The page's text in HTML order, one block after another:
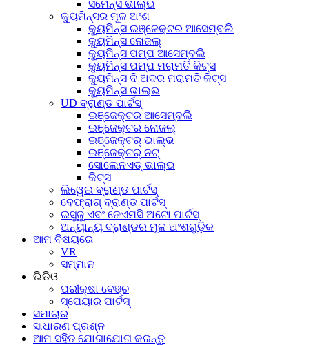
ସିମେନ୍ସ ଭାଲ୍ଭ
କ୍ୟୁମିନ୍ସର ମୂଳ ଅଂଶ
କ୍ୟୁମିନ୍ସ ଇଞ୍ଜେକ୍ଟର ଆସେମ୍ବଲି
କ୍ୟୁମିନ୍ସ ନୋଜଲ୍
କ୍ୟୁମିନ୍ସ ପମ୍ପ ଆସେମ୍ବଲି
କ୍ୟୁମିନ୍ସ ପମ୍ପ ମରାମତି କିଟ୍ସ
କ୍ୟୁମିନ୍ସ ଦି ଅଦର ମରାମତି କିଟ୍ସ
କ୍ୟୁମିନ୍ସ ଭାଲ୍ଭ
UD ବ୍ରାଣ୍ଡ ପାର୍ଟସ୍
ଇଞ୍ଜେକ୍ଟର ଆସେମ୍ବଲି
ଇଞ୍ଜେକ୍ଟର ନୋଜଲ୍
ଇଞ୍ଜେକ୍ଟର୍ ଭାଲ୍ଭ
ଇଞ୍ଜେକ୍ଟର୍ ନଟ୍
ସୋଲେନଏଡ୍ ଭାଲ୍ଭ
କିଟ୍ସ
ଲିୱେଇ ବ୍ରାଣ୍ଡ ପାର୍ଟସ୍
ବେଫ୍ରାଗ୍ ବ୍ରାଣ୍ଡ ପାର୍ଟସ୍
ଇସୁଜୁ ଏବଂ ଜେଏମସି ଅଟୋ ପାର୍ଟସ୍
ଅନ୍ୟାନ୍ୟ ବ୍ରାଣ୍ଡର ମୂଳ ଅଂଶଗୁଡ଼ିକ
ଆମ ବିଷୟରେ
VR
ସମ୍ମାନ
ଭିଡିଓ
ପରୀକ୍ଷା ବେଞ୍ଚ
ସ୍ପେୟାର ପାର୍ଟସ୍‌
ସମାଚାର
ସାଧାରଣ ପ୍ରଶ୍ନ
ଆମ ସହିତ ଯୋଗାଯୋଗ କରନ୍ତୁ